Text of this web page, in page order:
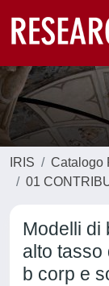
IRIS
Catalogo
01
Modelli di
alto tasso
b corp e